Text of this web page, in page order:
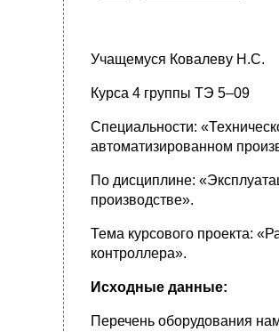
Учащемуся Ковалеву Н.С.
Курса 4 группы ТЭ 5–09
Специальности:
автоматизированном
По дисциплине:
производстве».
Тема курсового проекта:
контроллера».
Исходные данные:
Перечень оборудования